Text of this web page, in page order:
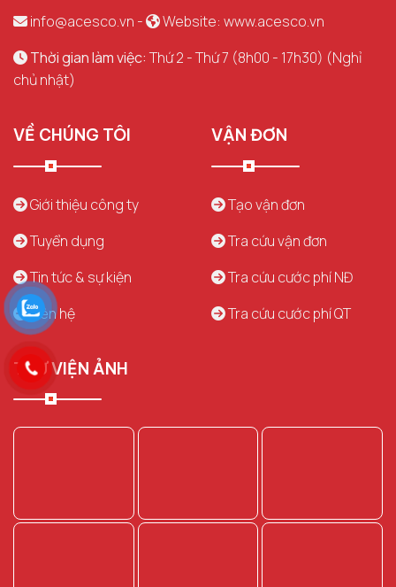
info@acesco.vn -
Website: www.acesco.vn
Thời gian làm việc: Thứ 2 - Thứ 7 (8h00 - 17h30) (Nghỉ
chủ nhật)
VỀ CHÚNG TÔI
Giới thiệu công ty
Tuyển dụng
Tin tức & sự kiện
Liên hệ
VẬN ĐƠN
Tạo vận đơn
Tra cứu vận đơn
Tra cứu cước phí NĐ
Tra cứu cước phí QT
THƯ VIỆN ẢNH